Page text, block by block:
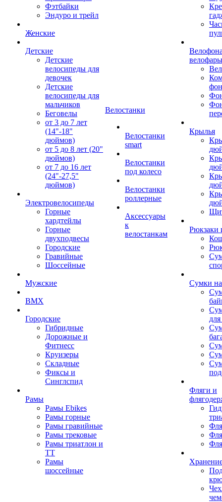
Фэтбайки
Эндуро и трейл
Женские
Детские
Детские
велосипеды для
девочек
Детские
велосипеды для
мальчиков
Беговелы
от 3 до 7 лет
(14"-18"
дюймов)
от 5 до 8 лет (20"
дюймов)
от 7 до 16 лет
(24"-27,5"
дюймов)
Электровелосипеды
Горные
хардтейлы
Горные
двухподвесы
Городские
Гравийные
Шоссейные
Мужские
BMX
Городские
Гибридные
Дорожные и
Фитнесс
Круизеры
Складные
Фиксы и
Синглспид
Рамы
Рамы Ebikes
Рамы горные
Рамы гравийные
Рамы трековые
Рамы триатлон и
ТТ
Рамы
шоссейные
Велостанки
Велостанки
smart
Велостанки
под колесо
Велостанки
роллерные
Аксессуары
к
велостанкам
велофары
Крылья
Рюкзаки
Сумки
Фляги и